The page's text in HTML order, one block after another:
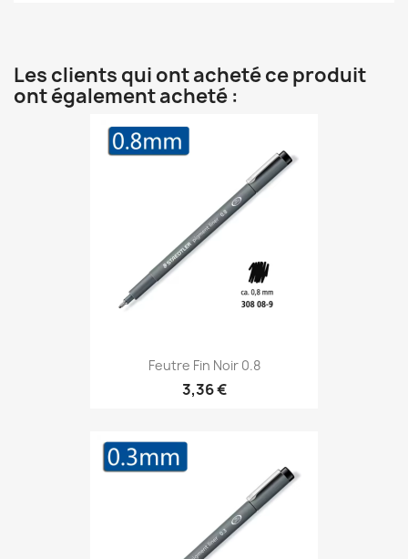
Les clients qui ont acheté ce produit
ont également acheté :
Feutre Fin Noir 0.8
3,36 €